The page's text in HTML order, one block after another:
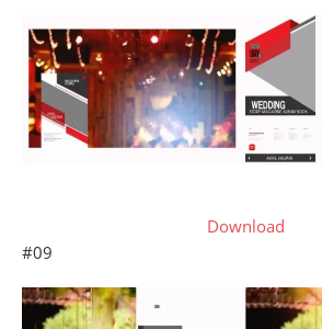
Download
#09